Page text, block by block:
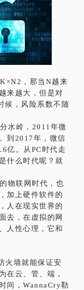
，那当N越来
来越大，但是对
候，风险系数不随
水岭，2011年微
到2017年，微信
亿。从PC时代走
什么时代呢？就
物联网时代，也
加上硬件软件的
人在现实世界的
去，在虚拟的网
人性心理，它和
火墙就能保证安
在云、管、端，
间，WannaCry勒